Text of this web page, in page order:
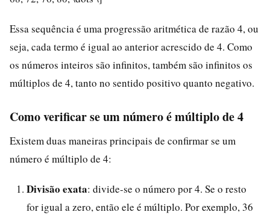
Essa sequência é uma progressão aritmética de razão 4, ou
seja, cada termo é igual ao anterior acrescido de 4. Como
os números inteiros são infinitos, também são infinitos os
múltiplos de 4, tanto no sentido positivo quanto negativo.
Como verificar se um número é múltiplo de 4
Existem duas maneiras principais de confirmar se um
número é múltiplo de 4:
Divisão exata: divide-se o número por 4. Se o resto
for igual a zero, então ele é múltiplo. Por exemplo, 36